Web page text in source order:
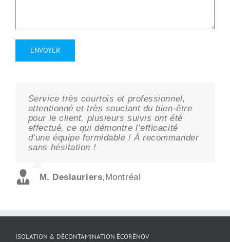
Service très courtois et professionnel,
attentionné et très souciant du bien-être
pour le client, plusieurs suivis ont été
effectué, ce qui démontre l’efficacité
d’une équipe formidable ! À recommander
sans hésitation !
M. Deslauriers, Montréal
L’excellent travail et le service client
étaient exceptionnels avec les travaux qui
ont été effectués dans mon grenier. Un
suivi a été fait à la fin afin de confirmer si
le travail a été fait à ma satisfaction.
Excellent service. Explication claire et
précise. Très bonne communication et le
plus important le travail a été exécuté à la
date convenue et il n’y a plus aucune
trace de moisissure. Merci!
ISOLATION & DÉCONTAMINATION ÉCORÉNOV